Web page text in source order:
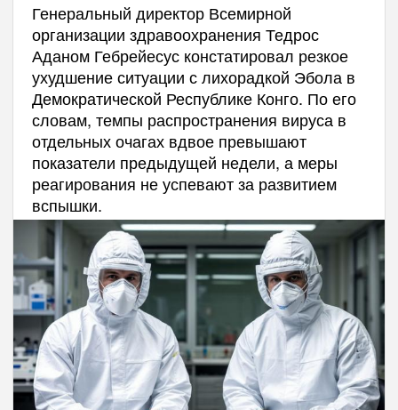
Генеральный директор Всемирной
организации здравоохранения Тедрос
Аданом Гебрейесус констатировал резкое
ухудшение ситуации с лихорадкой Эбола в
Демократической Республике Конго. По его
словам, темпы распространения вируса в
отдельных очагах вдвое превышают
показатели предыдущей недели, а меры
реагирования не успевают за развитием
вспышки.